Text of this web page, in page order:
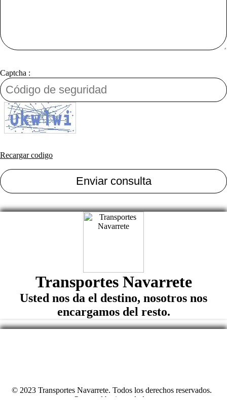
Captcha :
Recargar codigo
Transportes Navarrete
Usted nos da el destino, nosotros nos
encargamos del resto.
© 2023 Transportes Navarrete. Todos los derechos reservados.